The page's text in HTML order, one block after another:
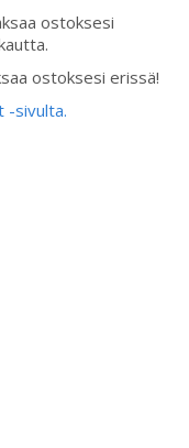
ostoksesi
ostoksesi erissä!
-sivulta.